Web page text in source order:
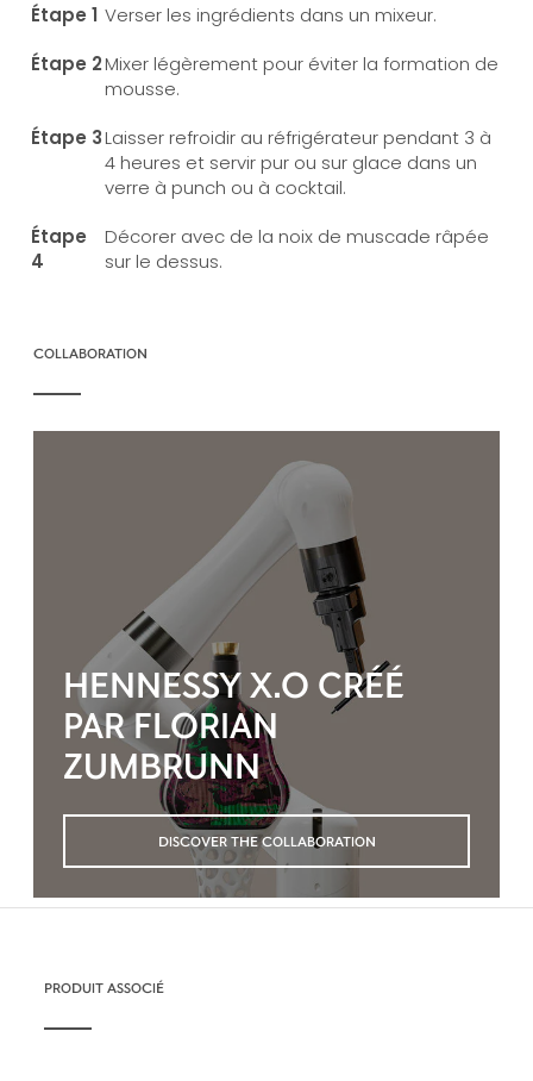
Verser les ingrédients dans un mixeur.
Mixer légèrement pour éviter la formation de
mousse.
Laisser refroidir au réfrigérateur pendant 3 à
4 heures et servir pur ou sur glace dans un
verre à punch ou à cocktail.
Décorer avec de la noix de muscade râpée
sur le dessus.
COLLABORATION
HENNESSY X.O CRÉÉ
PAR FLORIAN
ZUMBRUNN
DISCOVER THE COLLABORATION
PRODUIT ASSOCIÉ